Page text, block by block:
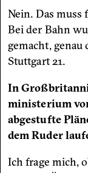
Nein. Das muss
Bei der Bahn
gemacht, genau
Stuttgart 21.
In
ministerium
abgestufte
dem Ruder
Ich frage mich,